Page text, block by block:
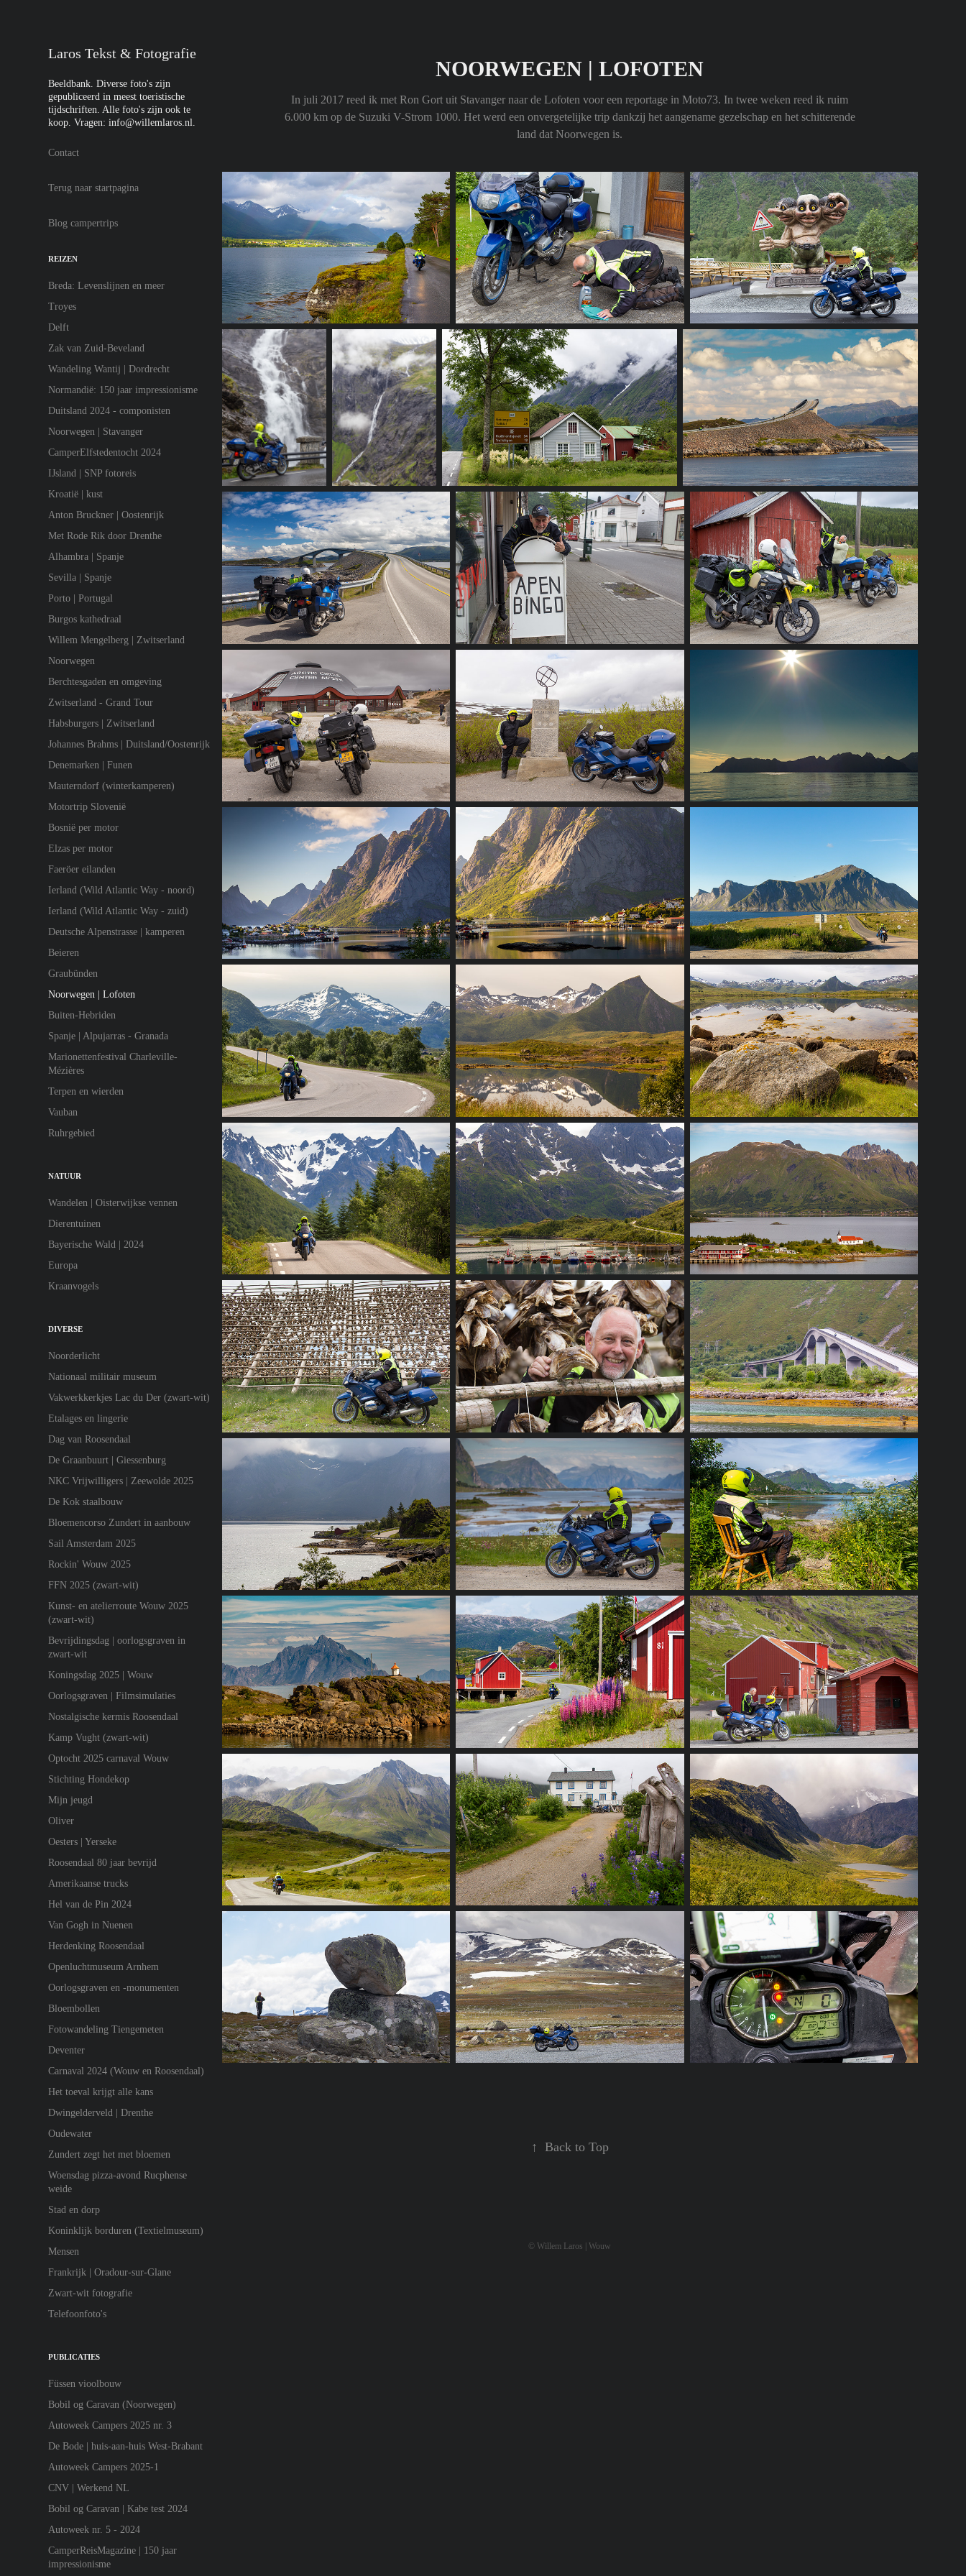
Laros Tekst & Fotografie
Beeldbank. Diverse foto's zijn
gepubliceerd in meest toeristische
tijdschriften. Alle foto's zijn ook te
koop. Vragen: info@willemlaros.nl.
Contact
Terug naar startpagina
Blog campertrips
REIZEN
Breda: Levenslijnen en meer
Troyes
Delft
Zak van Zuid-Beveland
Wandeling Wantij | Dordrecht
Normandië: 150 jaar impressionisme
Duitsland 2024 - componisten
Noorwegen | Stavanger
CamperElfstedentocht 2024
IJsland | SNP fotoreis
Kroatië | kust
Anton Bruckner | Oostenrijk
Met Rode Rik door Drenthe
Alhambra | Spanje
Sevilla | Spanje
Porto | Portugal
Burgos kathedraal
Willem Mengelberg | Zwitserland
Noorwegen
Berchtesgaden en omgeving
Zwitserland - Grand Tour
Habsburgers | Zwitserland
Johannes Brahms | Duitsland/Oostenrijk
Denemarken | Funen
Mauterndorf (winterkamperen)
Motortrip Slovenië
Bosnië per motor
Elzas per motor
Faeröer eilanden
Ierland (Wild Atlantic Way - noord)
Ierland (Wild Atlantic Way - zuid)
Deutsche Alpenstrasse | kamperen
Beieren
Graubünden
Noorwegen | Lofoten
Buiten-Hebriden
Spanje | Alpujarras - Granada
Marionettenfestival Charleville-
Mézières
Terpen en wierden
Vauban
Ruhrgebied
NATUUR
Wandelen | Oisterwijkse vennen
Dierentuinen
Bayerische Wald | 2024
Europa
Kraanvogels
DIVERSE
Noorderlicht
Nationaal militair museum
Vakwerkkerkjes Lac du Der (zwart-wit)
Etalages en lingerie
Dag van Roosendaal
De Graanbuurt | Giessenburg
NKC Vrijwilligers | Zeewolde 2025
De Kok staalbouw
Bloemencorso Zundert in aanbouw
Sail Amsterdam 2025
Rockin' Wouw 2025
FFN 2025 (zwart-wit)
Kunst- en atelierroute Wouw 2025
(zwart-wit)
Bevrijdingsdag | oorlogsgraven in
zwart-wit
Koningsdag 2025 | Wouw
Oorlogsgraven | Filmsimulaties
Nostalgische kermis Roosendaal
Kamp Vught (zwart-wit)
Optocht 2025 carnaval Wouw
Stichting Hondekop
Mijn jeugd
Oliver
Oesters | Yerseke
Roosendaal 80 jaar bevrijd
Amerikaanse trucks
Hel van de Pin 2024
Van Gogh in Nuenen
Herdenking Roosendaal
Openluchtmuseum Arnhem
Oorlogsgraven en -monumenten
Bloembollen
Fotowandeling Tiengemeten
Deventer
Carnaval 2024 (Wouw en Roosendaal)
Het toeval krijgt alle kans
Dwingelderveld | Drenthe
Oudewater
Zundert zegt het met bloemen
Woensdag pizza-avond Rucphense
weide
Stad en dorp
Koninklijk borduren (Textielmuseum)
Mensen
Frankrijk | Oradour-sur-Glane
Zwart-wit fotografie
Telefoonfoto's
PUBLICATIES
Füssen vioolbouw
Bobil og Caravan (Noorwegen)
Autoweek Campers 2025 nr. 3
De Bode | huis-aan-huis West-Brabant
Autoweek Campers 2025-1
CNV | Werkend NL
Bobil og Caravan | Kabe test 2024
Autoweek nr. 5 - 2024
CamperReisMagazine | 150 jaar
impressionisme
NOORWEGEN | LOFOTEN
In juli 2017 reed ik met Ron Gort uit Stavanger naar de Lofoten voor een reportage in Moto73. In twee weken reed ik ruim
6.000 km op de Suzuki V-Strom 1000. Het werd een onvergetelijke trip dankzij het aangename gezelschap en het schitterende
land dat Noorwegen is.
↑ Back to Top
© Willem Laros | Wouw